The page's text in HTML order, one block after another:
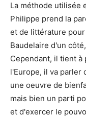
La méthode utilisée
Philippe prend la
et de littérature
Baudelaire d'un
Cependant, il tient à
l'Europe, il va parler
une oeuvre de
mais bien un parti
et d'exercer le